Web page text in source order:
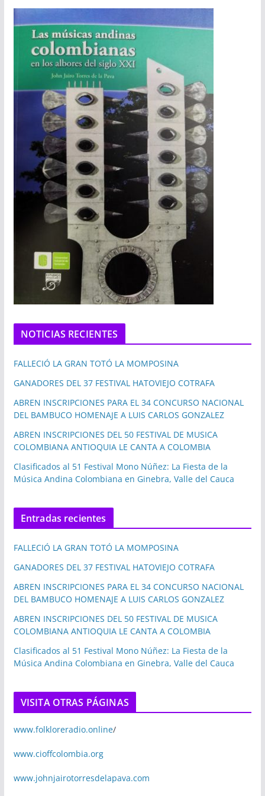
NOTICIAS RECIENTES
FALLECIÓ LA GRAN TOTÓ LA MOMPOSINA
GANADORES DEL 37 FESTIVAL HATOVIEJO COTRAFA
ABREN INSCRIPCIONES PARA EL 34 CONCURSO NACIONAL
DEL BAMBUCO HOMENAJE A LUIS CARLOS GONZALEZ
ABREN INSCRIPCIONES DEL 50 FESTIVAL DE MUSICA
COLOMBIANA ANTIOQUIA LE CANTA A COLOMBIA
Clasificados al 51 Festival Mono Núñez: La Fiesta de la
Música Andina Colombiana en Ginebra, Valle del Cauca
Entradas recientes
FALLECIÓ LA GRAN TOTÓ LA MOMPOSINA
GANADORES DEL 37 FESTIVAL HATOVIEJO COTRAFA
ABREN INSCRIPCIONES PARA EL 34 CONCURSO NACIONAL
DEL BAMBUCO HOMENAJE A LUIS CARLOS GONZALEZ
ABREN INSCRIPCIONES DEL 50 FESTIVAL DE MUSICA
COLOMBIANA ANTIOQUIA LE CANTA A COLOMBIA
Clasificados al 51 Festival Mono Núñez: La Fiesta de la
Música Andina Colombiana en Ginebra, Valle del Cauca
VISITA OTRAS PÁGINAS
www.folkloreradio.online/
www.cioffcolombia.org
www.johnjairotorresdelapava.com